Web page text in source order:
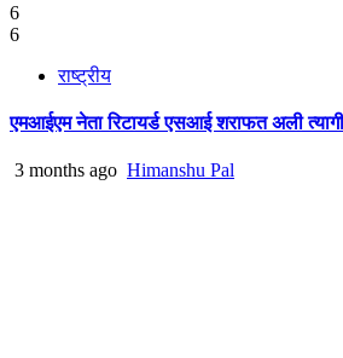
6
6
राष्ट्रीय
एमआईएम नेता रिटायर्ड एसआई शराफत अली
3 months ago Himanshu Pal